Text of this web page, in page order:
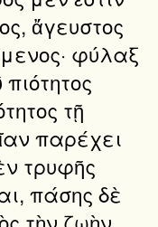
ἄγευστος
φύλαξ
τῇ
παρέχει
τρυφῆς
πάσης δὲ
τὴν ζωὴν